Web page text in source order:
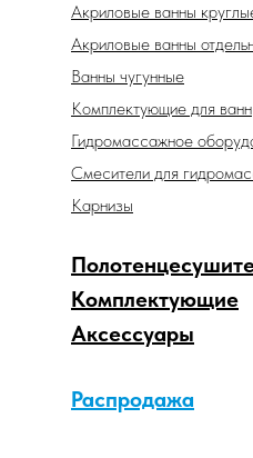
Аксессуары
Распродажа
Комплектующие
Акриловые ванны
Акриловые ванны
Ванны чугунные
Комплектующие для ванн
Гидромассажное
Смесители для
Карнизы